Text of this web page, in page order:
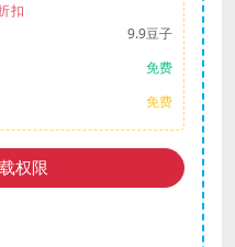
扣
9.9豆子
免费
免费
权限